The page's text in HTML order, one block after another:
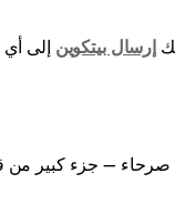
إرسال بيتكوين إلى
— جزء كبير من